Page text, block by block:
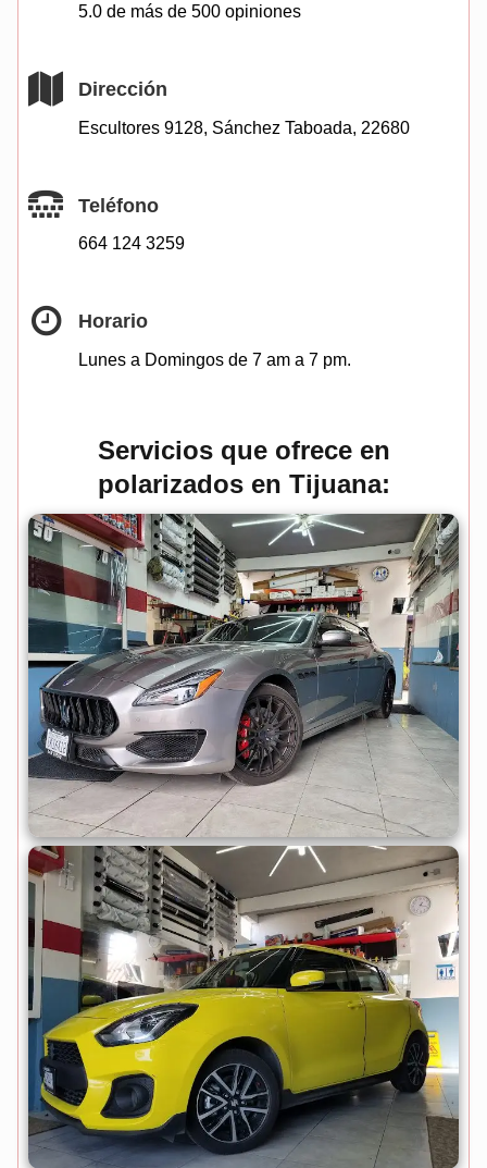
5.0 de más de 500 opiniones
Dirección
Escultores 9128, Sánchez Taboada, 22680
Teléfono
664 124 3259
Horario
Lunes a Domingos de 7 am a 7 pm.
Servicios que ofrece en
polarizados en Tijuana: